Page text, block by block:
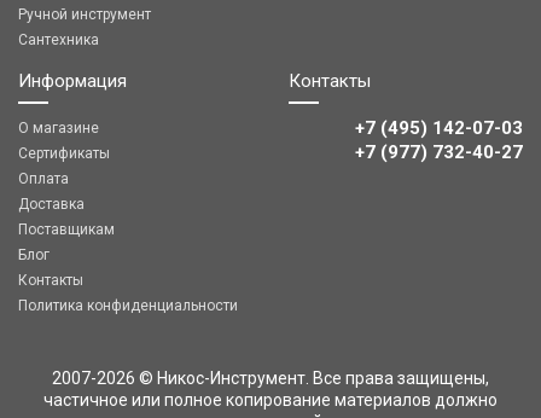
Ручной инструмент
Сантехника
Информация
О магазине
Сертификаты
Оплата
Доставка
Поставщикам
Блог
Контакты
Политика конфиденциальности
Контакты
+7 (495) 142-07-03
‎‎+7 (977) 732-40-27
2007-2026 © Никос-Инструмент. Все права защищены,
частичное или полное копирование материалов должно